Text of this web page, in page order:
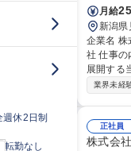
週休2日制
転勤なし
月給
新潟県
企業名 株式会社ＦＡＭＳ 求人名 見附/お
社 仕事の内容 安川電機のコア技術が結集した植物工場システム「アグリネ」や最先端の食品ロボットシステムを
展開する
お任せ。 ※経験によってポジションを検討します。 【具体的には】 ■コンセプト設計 ■商品化 構造設計、部品設
集職種 見
業界未経
正社員
株式会